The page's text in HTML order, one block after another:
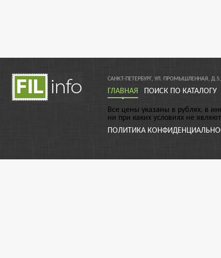
САНКТ-ПЕТЕРБУРГ, УЛ. ПРОМЫШЛЕННАЯ,
ГЛАВНАЯ ПОИСК ПО КАТАЛОГУ
Все цены указаны в рублях, в
ни при каких условиях не
ПОЛИТИКА